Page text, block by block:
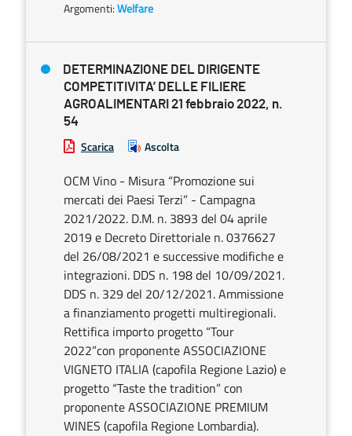
Argomenti:Welfare
DETERMINAZIONE DEL DIRIGENTE
COMPETITIVITA’ DELLE FILIERE
AGROALIMENTARI 21 febbraio 2022, n.
54
Scarica Ascolta
OCM Vino - Misura “Promozione sui
mercati dei Paesi Terzi” - Campagna
2021/2022. D.M. n. 3893 del 04 aprile
2019 e Decreto Direttoriale n. 0376627
del 26/08/2021 e successive modifiche e
integrazioni. DDS n. 198 del 10/09/2021.
DDS n. 329 del 20/12/2021. Ammissione
a finanziamento progetti multiregionali.
Rettifica importo progetto “Tour
2022”con proponente ASSOCIAZIONE
VIGNETO ITALIA (capofila Regione Lazio) e
progetto “Taste the tradition” con
proponente ASSOCIAZIONE PREMIUM
WINES (capofila Regione Lombardia).